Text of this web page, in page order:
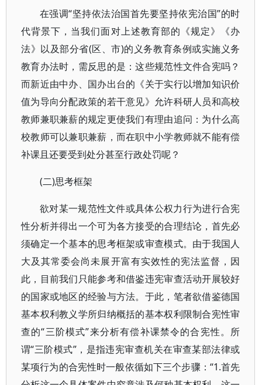
在强调“坚持依法治国首先要坚持依宪治国”的时
代背景下，当我们面对上述教育部的《规定》《办
法》以及部分省(区、市)的义务教育条例或实施义务
教育办法时，需反思的是：这些规范性文件合宪吗？
而新近由中办、国办出台的《关于实行以增加知识价
值为导向分配政策的若干意见》允许科研人员和高校
教师兼职兼薪的规定更使我们有理由追问：为什么高
校教师可以兼职兼薪，而在职中小学教师就不能有偿
补课且还要受到处分甚至行政处罚呢？
(二)思考框架
欲对某一规范性文件或具体公权力行为进行合宪
性分析并得出一个可为各方接受的合理结论，首先必
须确定一个基本的思考框架或审查模式。由于我国人
大及其常委会尚未展开富有实效性的宪法监督，因
此，目前我们只能参考和借鉴违宪审查活动开展较好
的国家或地区的经验与方法。于此，笔者欲借鉴德国
基本权利教义学所归纳概括的基本权利限制合宪性审
查的“三阶模式”来分析有偿补课禁令的合宪性。所
谓“三阶模式”，是指违宪审查机关在审查某部法律或
某项行为的合宪性时一般依循如下三个步骤：“1.首先